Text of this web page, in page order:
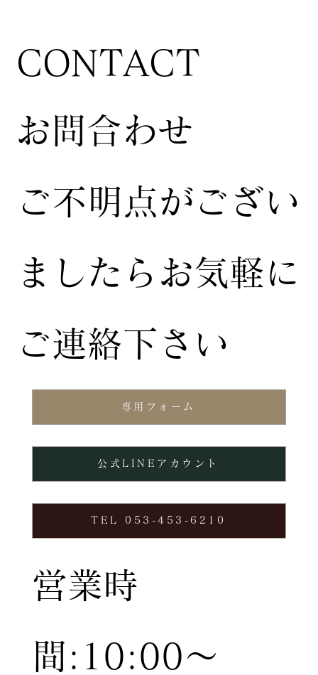
専用フォーム
TEL 053-453-6210
公式LINEアカウント
お問合わせ
ご不明点がござい
ましたらお気軽に
ご連絡下さい
営業時
間:10:00〜
CONTACT